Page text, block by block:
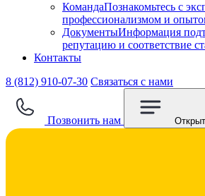
КомандаПознакомьтесь с
профессионализмом и
ДокументыИнформация
репутацию и соответствие
Контакты
8 (812) 910-07-30 Связаться с нами
Позвонить нам